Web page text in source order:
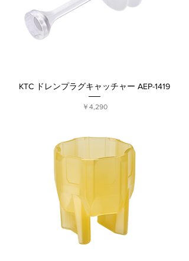
KTC ドレンプラグキャッチャー AEP-1419
価格
￥4,290